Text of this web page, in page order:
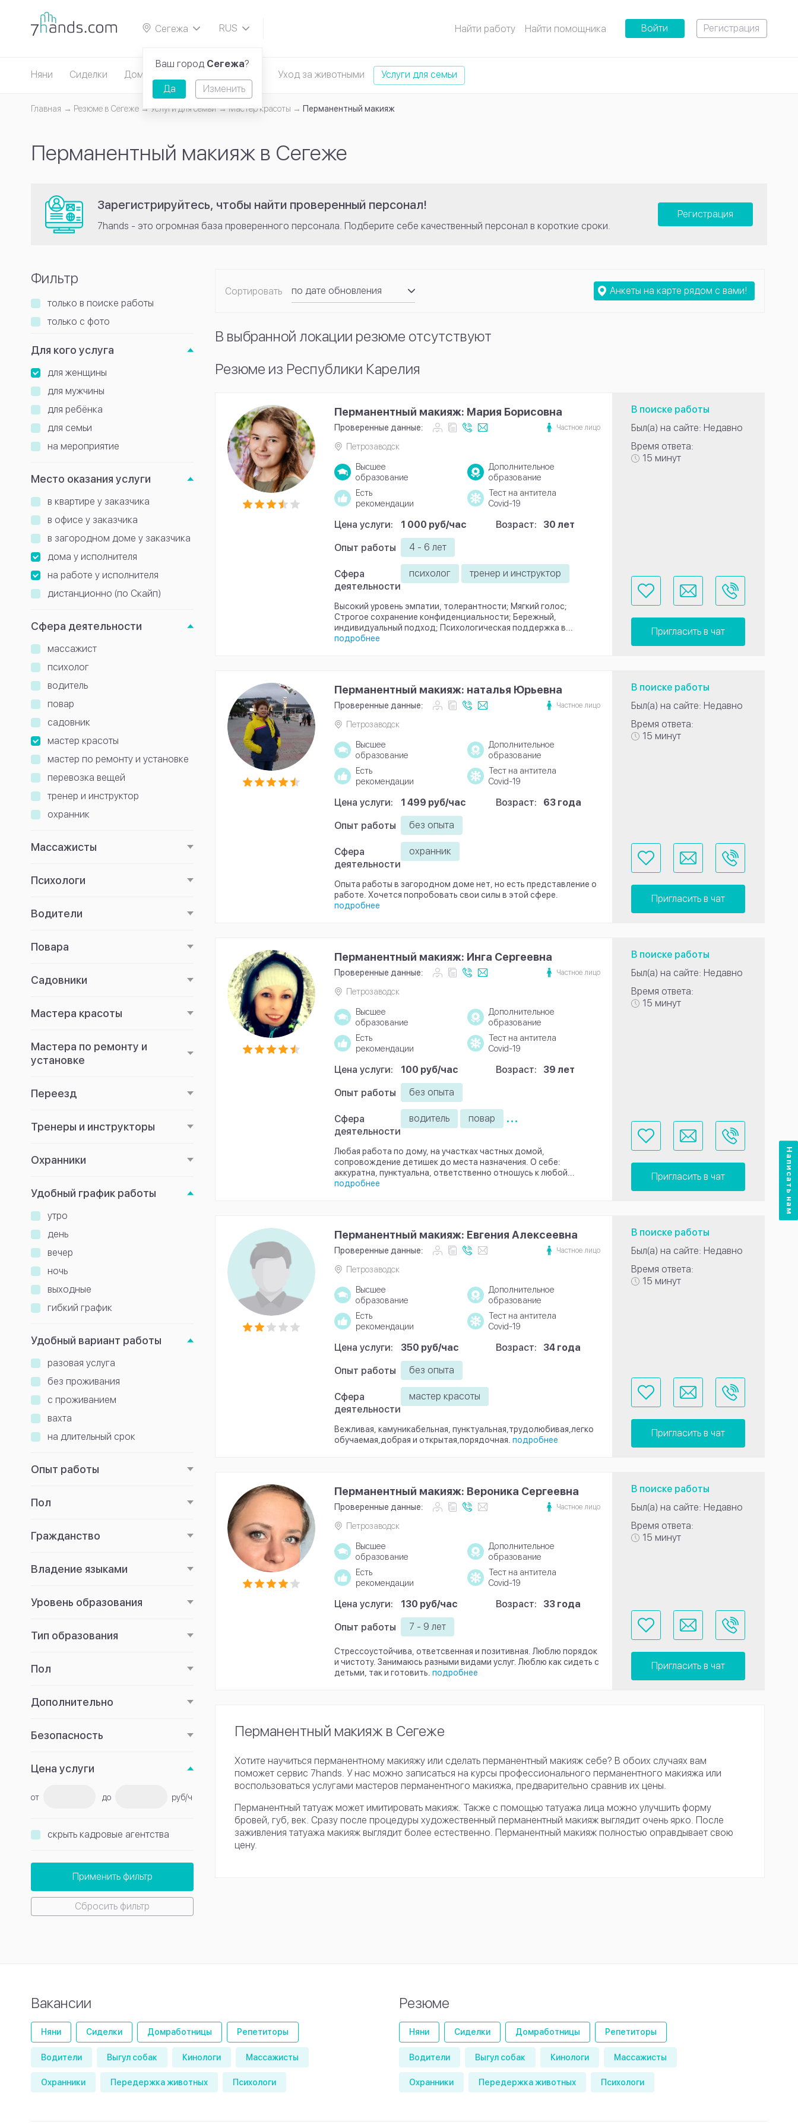
Сегежа
RUS
Найти работу Найти помощника Войти Регистрация
Няни Сиделки Домработницы Уход за животными Услуги для семьи
Главная Резюме в Сегеже Услуги для семьи Мастер красоты Перманентный макияж
Перманентный макияж в Сегеже
Зарегистрируйтесь, чтобы найти проверенный персонал!
7hands - это огромная база проверенного персонала. Подберите себе качественный персонал в короткие сроки.
Регистрация
Фильтр
только в поиске работы
только с фото
Для кого услуга
для женщины
для мужчины
для ребёнка
для семьи
на мероприятие
Место оказания услуги
в квартире у заказчика
в офисе у заказчика
в загородном доме у заказчика
дома у исполнителя
на работе у исполнителя
дистанционно (по Скайп)
Сфера деятельности
массажист
психолог
водитель
повар
садовник
мастер красоты
мастер по ремонту и установке
перевозка вещей
тренер и инструктор
охранник
Массажисты
Психологи
Водители
Повара
Садовники
Мастера красоты
Мастера по ремонту и
установке
Переезд
Тренеры и инструкторы
Охранники
Удобный график работы
утро
день
вечер
ночь
выходные
гибкий график
Удобный вариант работы
разовая услуга
без проживания
с проживанием
вахта
на длительный срок
Опыт работы
Пол
Гражданство
Владение языками
Уровень образования
Тип образования
Пол
Дополнительно
Безопасность
Цена услуги
от до руб/ч
скрыть кадровые агентства
Применить фильтр
Сбросить фильтр
Сортировать
по дате обновления
по рейтингу
Анкеты на карте рядом с вами!
В выбранной локации резюме отсутствуют
Резюме из Республики Карелия
Перманентный макияж: Мария Борисовна
Проверенные данные: Частное лицо
Петрозаводск
Высшее
образование
Дополнительное
образование
Есть
рекомендации
Тест на антитела
Covid-19
Цена услуги: 1 000 руб/час Возраст: 30 лет
Опыт работы 4 - 6 лет
Сфера
деятельности
психолог тренер и инструктор
Высокий уровень эмпатии, толерантности; Мягкий голос;
Строгое сохранение конфиденциальности; Бережный,
индивидуальный подход; Психологическая поддержка в...
подробнее
В поиске работы
Был(а) на сайте: Недавно
Время ответа:
15 минут
Пригласить в чат
Перманентный макияж: наталья Юрьевна
Проверенные данные: Частное лицо
Петрозаводск
Высшее
образование
Дополнительное
образование
Есть
рекомендации
Тест на антитела
Covid-19
Цена услуги: 1 499 руб/час Возраст: 63 года
Опыт работы без опыта
Сфера
деятельности
охранник
Опыта работы в загородном доме нет, но есть представление о
работе. Хочется попробовать свои силы в этой сфере.
подробнее
В поиске работы
Был(а) на сайте: Недавно
Время ответа:
15 минут
Пригласить в чат
Перманентный макияж: Инга Сергеевна
Проверенные данные: Частное лицо
Петрозаводск
Высшее
образование
Дополнительное
образование
Есть
рекомендации
Тест на антитела
Covid-19
Цена услуги: 100 руб/час Возраст: 39 лет
Опыт работы без опыта
Сфера
деятельности
водитель повар ...
Любая работа по дому, на участках частных домой,
сопровождение детишек до места назначения. О себе:
аккуратна, пунктуальна, ответственно отношусь к любой...
подробнее
В поиске работы
Был(а) на сайте: Недавно
Время ответа:
15 минут
Пригласить в чат
Перманентный макияж: Евгения Алексеевна
Проверенные данные: Частное лицо
Петрозаводск
Высшее
образование
Дополнительное
образование
Есть
рекомендации
Тест на антитела
Covid-19
Цена услуги: 350 руб/час Возраст: 34 года
Опыт работы без опыта
Сфера
деятельности
мастер красоты
Вежливая, камуникабельная, пунктуальная,трудолюбивая,легко
обучаемая,добрая и открытая,порядочная. подробнее
В поиске работы
Был(а) на сайте: Недавно
Время ответа:
15 минут
Пригласить в чат
Перманентный макияж: Вероника Сергеевна
Проверенные данные: Частное лицо
Петрозаводск
Высшее
образование
Дополнительное
образование
Есть
рекомендации
Тест на антитела
Covid-19
Цена услуги: 130 руб/час Возраст: 33 года
Опыт работы 7 - 9 лет
Стрессоустойчива, ответсвенная и позитивная. Люблю порядок
и чистоту. Занимаюсь разными видами услуг. Люблю как сидеть с
детьми, так и готовить. подробнее
В поиске работы
Был(а) на сайте: Недавно
Время ответа:
15 минут
Пригласить в чат
Перманентный макияж в Сегеже
Хотите научиться перманентному макияжу или сделать перманентный макияж себе? В обоих случаях вам
поможет сервис 7hands. У нас можно записаться на курсы профессионального перманентного макияжа или
воспользоваться услугами мастеров перманентного макияжа, предварительно сравнив их цены.
Перманентный татуаж может имитировать макияж. Также с помощью татуажа лица можно улучшить форму
бровей, губ, век. Сразу после процедуры художественный перманентный макияж выглядит очень ярко. После
заживления татуажа макияж выглядит более естественно. Перманентный макияж полностью оправдывает свою
цену.
Вакансии
Няни Сиделки Домработницы Репетиторы
Водители Выгул собак Кинологи Массажисты
Охранники Передержка животных Психологи
Резюме
Няни Сиделки Домработницы Репетиторы
Водители Выгул собак Кинологи Массажисты
Охранники Передержка животных Психологи
Написать нам
Ваш город Сегежа?
Да Изменить